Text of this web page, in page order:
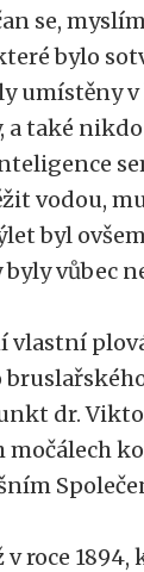
se,
bylo
umístěny
také
vodou,
byl
vůbec
vlastní
dr.
roce